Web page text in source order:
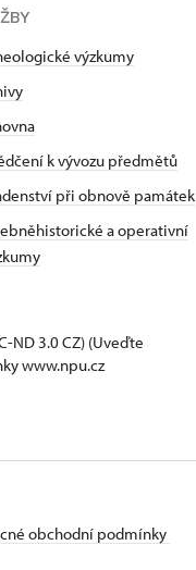
výzkumy
k vývozu předmětů
při obnově památek
a operativní
ND 3.0 CZ) (Uveďte
www.npu.cz
obchodní podmínky